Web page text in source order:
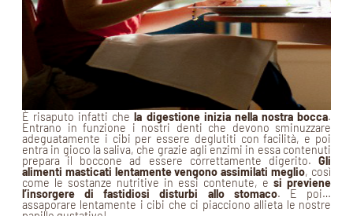
È risaputo infatti chela digestione inizia nella nostra bocca.
Entrano in funzione i nostri denti che devono sminuzzare
adeguatamente i cibi per essere deglutiti con facilità, e poi
entra in gioco la saliva, che grazie agli enzimi in essa contenuti
prepara il boccone ad essere correttamente digerito. Gli
alimenti masticati lentamente vengono assimilati meglio, così
come le sostanze nutritive in essi contenute, e si previene
l’insorgere di fastidiosi disturbi allo stomaco. E poi…
assaporare lentamente i cibi che ci piacciono allieta le nostre